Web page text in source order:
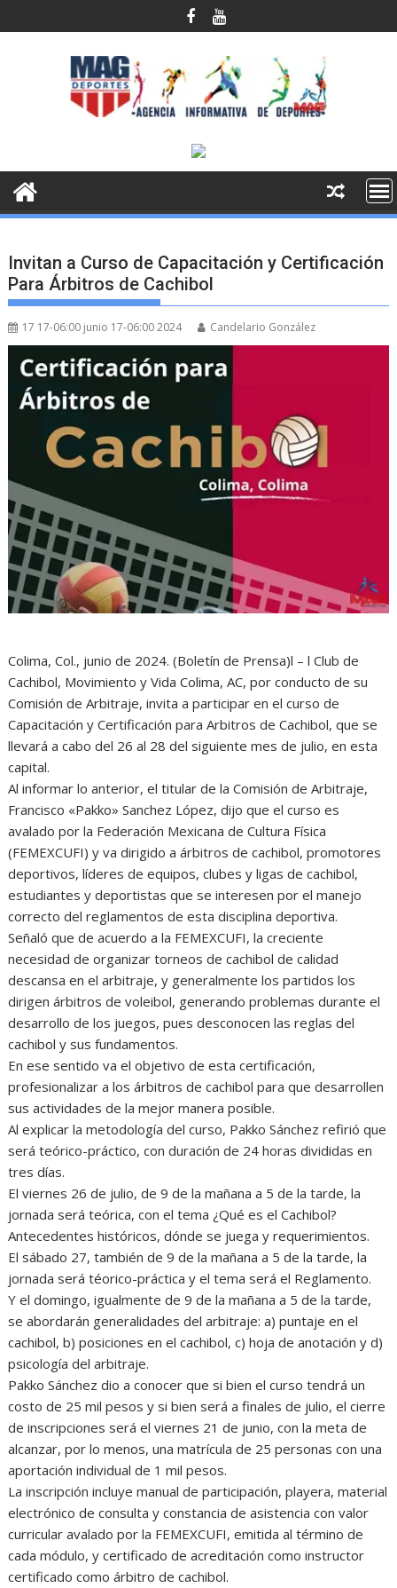
al
Invitan a Curso de Capacitación y Certificación
Para Árbitros de Cachibol
17 17-06:00 junio 17-06:00 2024 Candelario González
Colima, Col., junio de 2024. (Boletín de Prensa)l – l Club de
Cachibol, Movimiento y Vida Colima, AC, por conducto de su
Comisión de Arbitraje, invita a participar en el curso de
Capacitación y Certificación para Arbitros de Cachibol, que se
llevará a cabo del 26 al 28 del siguiente mes de julio, en esta
capital.
Al informar lo anterior, el titular de la Comisión de Arbitraje,
Francisco «Pakko» Sanchez López, dijo que el curso es
avalado por la Federación Mexicana de Cultura Física
(FEMEXCUFI) y va dirigido a árbitros de cachibol, promotores
deportivos, líderes de equipos, clubes y ligas de cachibol,
estudiantes y deportistas que se interesen por el manejo
correcto del reglamentos de esta disciplina deportiva.
Señaló que de acuerdo a la FEMEXCUFI, la creciente
necesidad de organizar torneos de cachibol de calidad
descansa en el arbitraje, y generalmente los partidos los
dirigen árbitros de voleibol, generando problemas durante el
desarrollo de los juegos, pues desconocen las reglas del
cachibol y sus fundamentos.
En ese sentido va el objetivo de esta certificación,
profesionalizar a los árbitros de cachibol para que desarrollen
sus actividades de la mejor manera posible.
Al explicar la metodología del curso, Pakko Sánchez refirió que
será teórico-práctico, con duración de 24 horas divididas en
tres días.
El viernes 26 de julio, de 9 de la mañana a 5 de la tarde, la
jornada será teórica, con el tema ¿Qué es el Cachibol?
Antecedentes históricos, dónde se juega y requerimientos.
El sábado 27, también de 9 de la mañana a 5 de la tarde, la
jornada será téorico-práctica y el tema será el Reglamento.
Y el domingo, igualmente de 9 de la mañana a 5 de la tarde,
se abordarán generalidades del arbitraje: a) puntaje en el
cachibol, b) posiciones en el cachibol, c) hoja de anotación y d)
psicología del arbitraje.
Pakko Sánchez dio a conocer que si bien el curso tendrá un
costo de 25 mil pesos y si bien será a finales de julio, el cierre
de inscripciones será el viernes 21 de junio, con la meta de
alcanzar, por lo menos, una matrícula de 25 personas con una
aportación individual de 1 mil pesos.
La inscripción incluye manual de participación, playera, material
electrónico de consulta y constancia de asistencia con valor
curricular avalado por la FEMEXCUFI, emitida al término de
cada módulo, y certificado de acreditación como instructor
certificado como árbitro de cachibol.